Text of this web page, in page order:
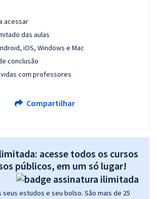
acessar
das aulas
iOS, Windows e Mac
conclusão
com professores
Compartilhar
acesse todos os cursos
públicos, em um só lugar!
estudos e seu bolso. São mais de 25